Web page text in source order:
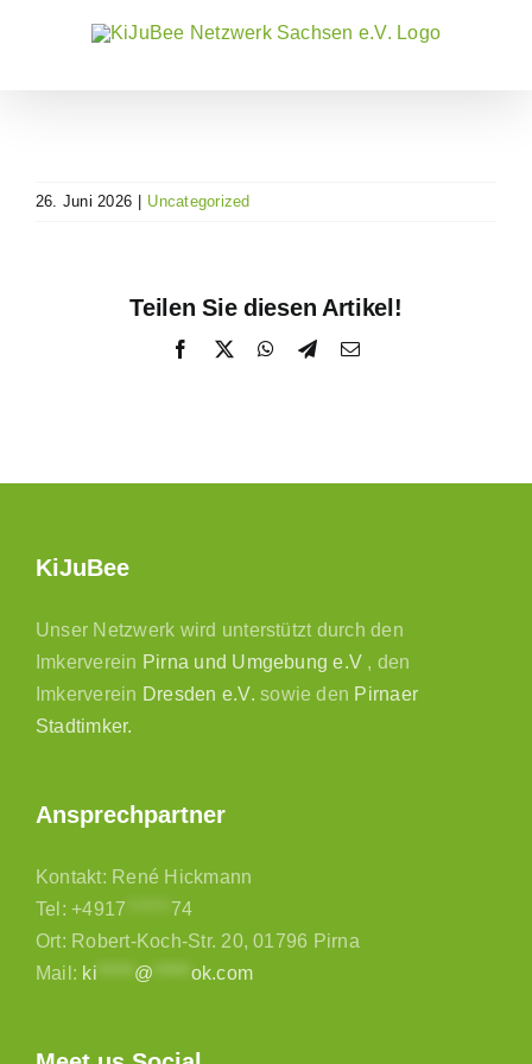
26. Juni 2026 Uncategorized
Teilen Sie diesen Artikel!
Facebook
X WhatsApp
Telegram
E-
KiJuBee
Unser Netzwerk wird unterstützt durch den
Imkerverein Pirna und Umgebung e.V , den
Imkerverein Dresden e.V. sowie den Pirnaer
Stadtimker.
Ansprechpartner
Kontakt: René Hickmann
Tel:+4917
74
Ort: Robert-Koch-Str. 20, 01796 Pirna
Mail: ki @ ok.com